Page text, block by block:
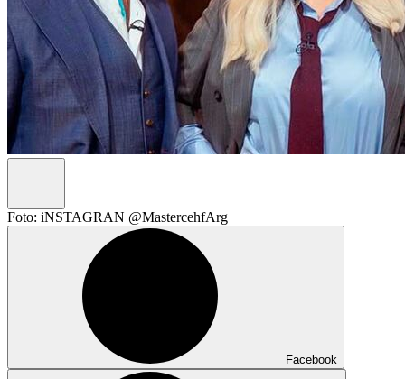
Foto: iNSTAGRAN @MastercehfArg
Facebook